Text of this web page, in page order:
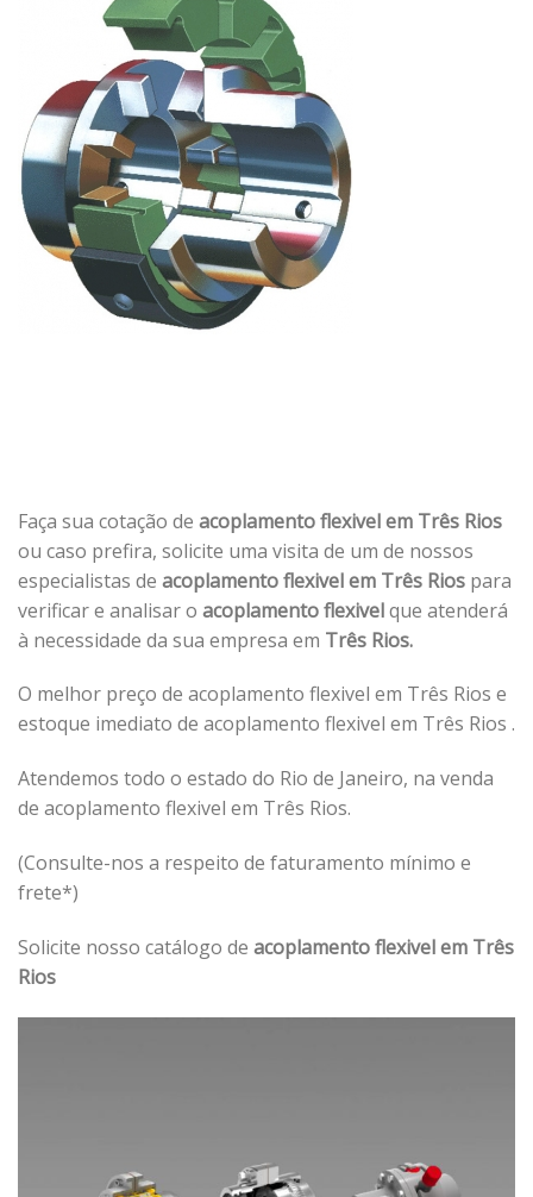
Faça sua cotação de acoplamento flexivel em Três Rios
ou caso prefira, solicite uma visita de um de nossos
especialistas de acoplamento flexivel em Três Rios para
verificar e analisar o acoplamento flexivelque atenderá
à necessidade da sua empresa em Três Rios.
O melhor preço de acoplamento flexivel em Três Rios e
estoque imediato de acoplamento flexivel em Três Rios .
Atendemos todo o estado do Rio de Janeiro, na venda
de acoplamento flexivel em Três Rios.
(Consulte-nos a respeito de faturamento mínimo e
frete*)
Solicite nosso catálogo de acoplamento flexivel em Três
Rios